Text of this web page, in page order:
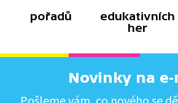
pořadů
edukativních
her
Novinky na